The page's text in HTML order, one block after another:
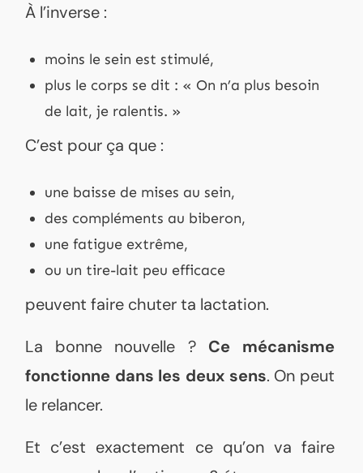
À l’inverse :
moins le sein est stimulé,
plus le corps se dit : « On n’a plus besoin
de lait, je ralentis. »
C’est pour ça que :
une baisse de mises au sein,
des compléments au biberon,
une fatigue extrême,
ou un tire-lait peu efficace
peuvent faire chuter ta lactation.
La bonne nouvelle ? Ce mécanisme
fonctionne dans les deux sens. On peut
le relancer.
Et c’est exactement ce qu’on va faire